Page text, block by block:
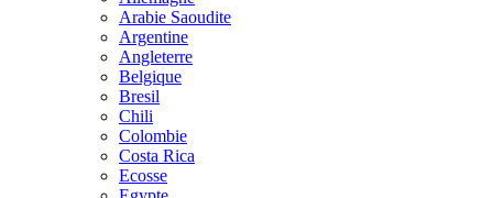
Arabie Saoudite
Argentine
Angleterre
Belgique
Bresil
Chili
Colombie
Costa Rica
Ecosse